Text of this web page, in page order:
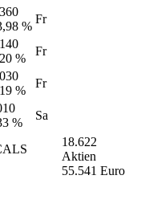
%
Fr
%
Fr
%
Fr
%
Sa
18.622
Aktien
55.541 Euro